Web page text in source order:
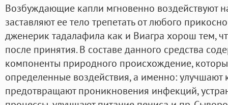
Возбуждающие капли мгновенно воздействуют
заставляют ее тело трепетать от любого
дженерик тадалафила как и Виагра хорош тем,
после принятия. В составе данного средства
компоненты природного происхождение,
определенные воздействия, а именно:
предотвращают проникновения инфекций,